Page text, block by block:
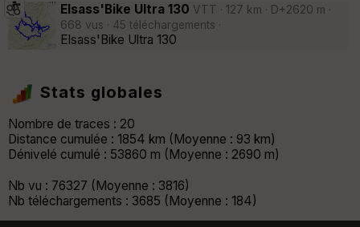
Elsass'Bike Ultra 130 VTT · 127 km · D+2620 m ·
668 vus · 45 téléchargements ·
Elsass'Bike Ultra 130
Stats globales
Nombre de traces : 20
Distance cumulée : 1854 km (Moyenne : 93 km)
Dénivelé cumulé : 53860 m (Moyenne : 2690 m)
Nb vu : 76327 (Moyenne : 3816)
Nb téléchargements : 3685 (Moyenne : 184)